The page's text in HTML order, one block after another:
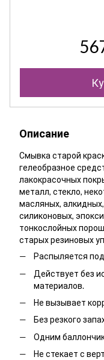
Описание
Смывка старой
гелеобразное
лакокрасочных
металл, стекло,
масляных,
силиконовых,
тонкослойных
старых резиновых
Распыляется
Действует без
материалов.
Не вызывает
Без резкого
Одним
Не стекает с